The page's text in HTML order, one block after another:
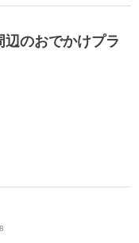
のおでかけプラ
8